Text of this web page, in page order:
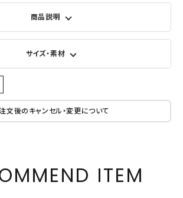
商品説明
サイズ・素材
文後のキャンセル・変更について
ITEM